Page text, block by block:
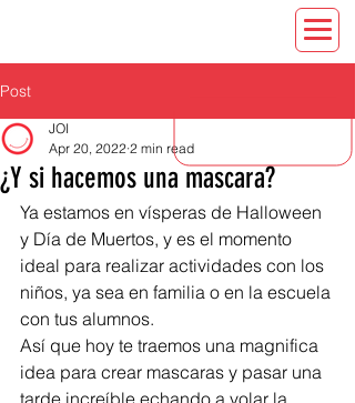
Post
¿Y si hacemos una mascara?
JOI
Apr 20, 2022 2 min read
Ya estamos en vísperas de Halloween
y Día de Muertos, y es el momento
ideal para realizar actividades con los
niños, ya sea en familia o en la escuela
con tus alumnos.
Así que hoy te traemos una magnifica
idea para crear mascaras y pasar una
tarde increíble echando a volar la